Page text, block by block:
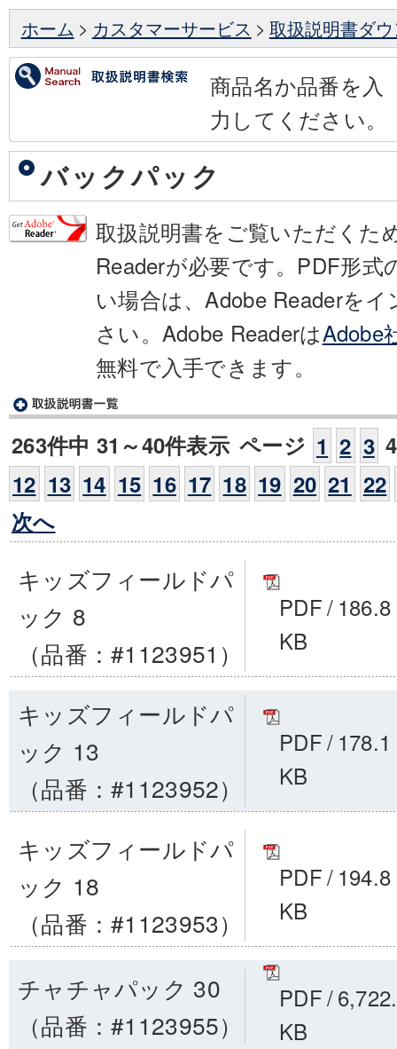
ホーム > カスタマーサービス > 取扱説明書ダ
商品名か品番を入
力してください。
バックパック
取扱説明書をご覧いただくた
Readerが必要です。PDF形
い場合は、Adobe Readerを
さい。Adobe ReaderはAdobe
無料で入手できます。
263件中 31～40件表示 ページ 1 2 3 4
12 13 14 15 16 17 18 19 20 21 22
次へ
キッズフィールドパ
ック 8
（品番：#1123951）
PDF/ 186.8
KB
キッズフィールドパ
ック 13
（品番：#1123952）
PDF/ 178.1
KB
キッズフィールドパ
ック 18
（品番：#1123953）
PDF/ 194.8
KB
チャチャパック 30
（品番：#1123955）
PDF/
KB